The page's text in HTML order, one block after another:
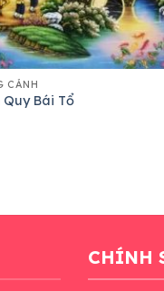
CẢNH
Bái Tổ
CHÍNH